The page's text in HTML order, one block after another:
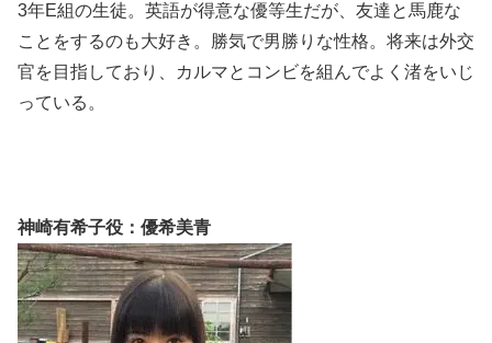
3年E組の生徒。英語が得意な優等生だが、友達と馬鹿な
ことをするのも大好き。勝気で男勝りな性格。将来は外交
官を目指しており、カルマとコンビを組んでよく渚をいじ
っている。
神崎有希子役：優希美青